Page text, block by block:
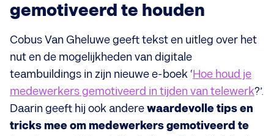
gemotiveerd te houden
Cobus Van Gheluwe geeft tekst en uitleg over het
nut en de mogelijkheden van digitale
teambuildings in zijn nieuwe e-boek ‘Hoe houd je
medewerkers gemotiveerd in tijden van telewerk?’.
Daarin geeft hij ook anderewaardevolle tips en
tricks mee om medewerkers gemotiveerd te